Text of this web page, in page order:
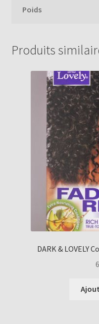
Poids
Produits
DARK & LOVELY